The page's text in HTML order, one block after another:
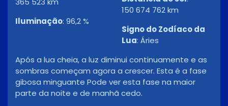
Iluminação: 96,2 %
150 674 762 km
Signo do Zodíaco da
Lua: Áries
Após a lua cheia, a luz diminui continuamente e as
sombras começam agora a crescer. Esta é a fase
gibosa minguante Pode ver esta fase na maior
parte da noite e de manhã cedo.